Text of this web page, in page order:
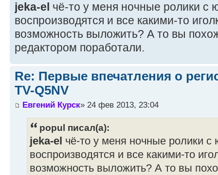
jeka-el чё-то у меня ночные ролики с
воспроизводятся и все какими-то
возможность выложить? А то вы
редактором поработали.
Re: Первые впечатления о
TV-Q5NV
Евгений Курск» 24 фев 2013, 23:04
popul писал(а):
jeka-el чё-то у меня ночные ролики с
воспроизводятся и все какими-то
возможность выложить? А то вы